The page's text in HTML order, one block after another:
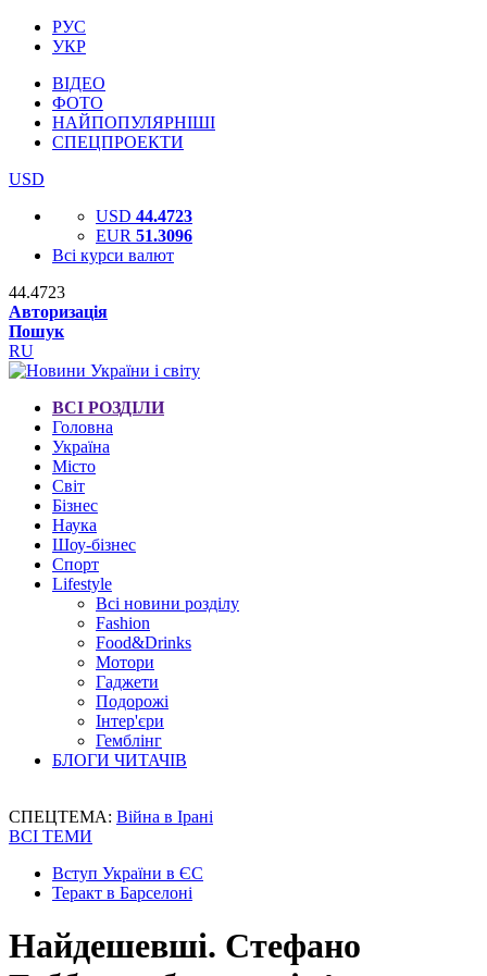
РУС
УКР
ВІДЕО
ФОТО
НАЙПОПУЛЯРНІШІ
СПЕЦПРОЕКТИ
USD
USD 44.4723
EUR 51.3096
Всі курси валют
44.4723
Авторизація
Пошук
RU
ВСІ РОЗДІЛИ
Головна
Україна
Місто
Світ
Бізнес
Наука
Шоу-бізнес
Спорт
Lifestyle
Всі новини розділу
Fashion
Food&Drinks
Мотори
Гаджети
Подорожі
Інтер'єри
Гемблінг
БЛОГИ ЧИТАЧІВ
СПЕЦТЕМА: Війна в Ірані
ВСІ ТЕМИ
Вступ України в ЄС
Теракт в Барселоні
Найдешевші. Стефано